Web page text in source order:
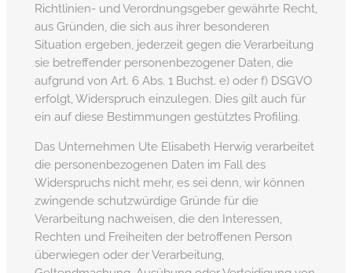
Richtlinien- und Verordnungsgeber gewährte Recht,
aus Gründen, die sich aus ihrer besonderen
Situation ergeben, jederzeit gegen die Verarbeitung
sie betreffender personenbezogener Daten, die
aufgrund von Art. 6 Abs. 1 Buchst. e) oder f) DSGVO
erfolgt, Widerspruch einzulegen. Dies gilt auch für
ein auf diese Bestimmungen gestütztes Profiling.
Das Unternehmen Ute Elisabeth Herwig verarbeitet
die personenbezogenen Daten im Fall des
Widerspruchs nicht mehr, es sei denn, wir können
zwingende schutzwürdige Gründe für die
Verarbeitung nachweisen, die den Interessen,
Rechten und Freiheiten der betroffenen Person
überwiegen oder der Verarbeitung,